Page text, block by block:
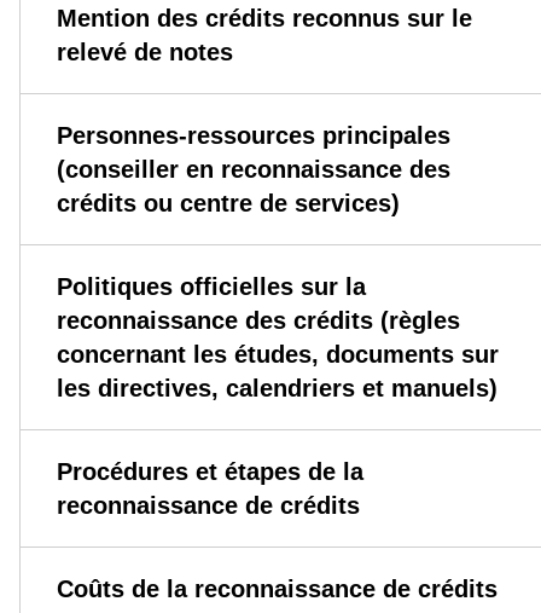
Mention des crédits reconnus sur le
relevé de notes
Personnes-ressources principales
(conseiller en reconnaissance des
crédits ou centre de services)
Politiques officielles sur la
reconnaissance des crédits (règles
concernant les études, documents sur
les directives, calendriers et manuels)
Procédures et étapes de la
reconnaissance de crédits
Coûts de la reconnaissance de crédits